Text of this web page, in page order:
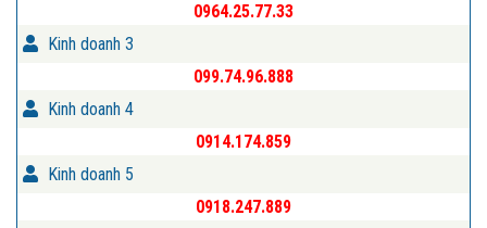
0964.25.77.33
Kinh doanh 3
099.74.96.888
Kinh doanh 4
0914.174.859
Kinh doanh 5
0918.247.889